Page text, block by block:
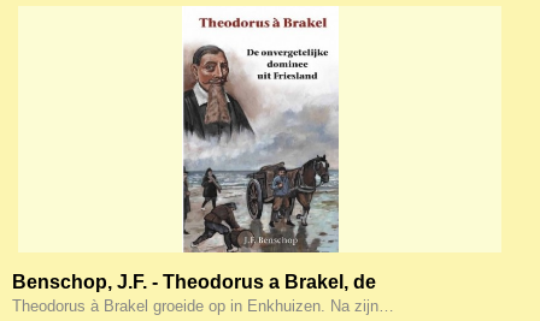
Benschop, J.F. - Theodorus a Brakel, de
onvergetelijke dominee uit Friesland
Theodorus à Brakel groeide op in Enkhuizen. Na zijn…